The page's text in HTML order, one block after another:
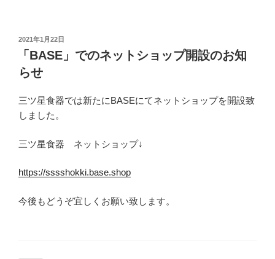
投
2021年1月22日
「BASE」でのネットショップ開設のお知
らせ
三ツ星食器では新たにBASEにてネットショップを開設致
しました。
三ツ星食器 ネットショップ↓
https://sssshokki.base.shop
今後もどうぞ宜しくお願い致します。